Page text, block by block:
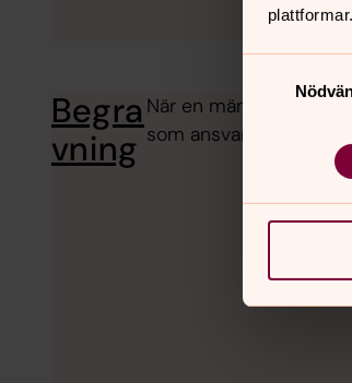
Begra
vning
När en människa som
som ansvarar för allt